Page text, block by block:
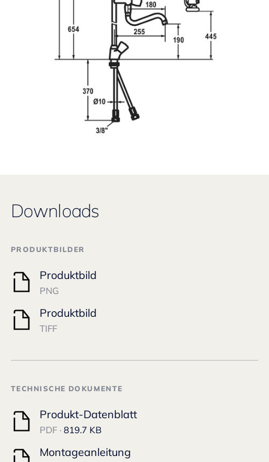
Downloads
PRODUKTBILDER
Produktbild
PNG
Produktbild
TIFF
TECHNISCHE DOKUMENTE
Produkt-Datenblatt
PDF · 819.7 KB
Montageanleitung